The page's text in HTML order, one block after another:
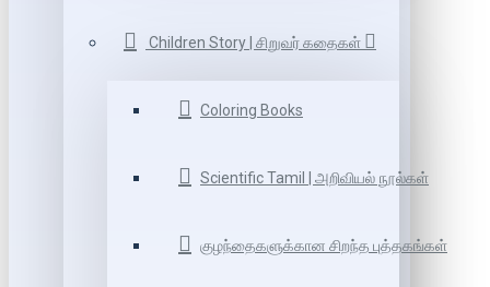
Children Story | சிறுவர் கதைகள்
Coloring Books
Scientific Tamil | அறிவியல் நூல்கள்
குழந்தைகளுக்கான சிறந்த புத்தகங்கள்